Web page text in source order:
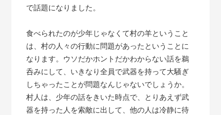
で話題になりました。
食べられたのが少年じゃなくて村の羊ということ
は、村の人々の行動に問題があったということに
なります。ウソだかホントだかわからない話を鵜
呑みにして、いきなり全員で武器を持って大騒ぎ
しちゃったことが問題なんじゃないでしょうか。
村人は、少年の話をきいた時点で、とりあえず武
器を持った人を索敵に出して、他の人は冷静に待